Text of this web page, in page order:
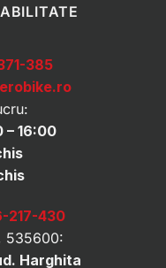
385
– 16:00
217-430
535600:
Harghita